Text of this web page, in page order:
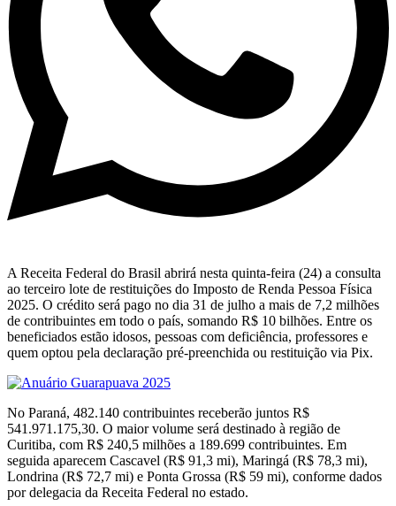
A Receita Federal do Brasil abrirá nesta quinta-feira (24) a consulta
ao terceiro lote de restituições do Imposto de Renda Pessoa Física
2025. O crédito será pago no dia 31 de julho a mais de 7,2 milhões
de contribuintes em todo o país, somando R$ 10 bilhões. Entre os
beneficiados estão idosos, pessoas com deficiência, professores e
quem optou pela declaração pré-preenchida ou restituição via Pix.
No Paraná, 482.140 contribuintes receberão juntos R$
541.971.175,30. O maior volume será destinado à região de
Curitiba, com R$ 240,5 milhões a 189.699 contribuintes. Em
seguida aparecem Cascavel (R$ 91,3 mi), Maringá (R$ 78,3 mi),
Londrina (R$ 72,7 mi) e Ponta Grossa (R$ 59 mi), conforme dados
por delegacia da Receita Federal no estado.